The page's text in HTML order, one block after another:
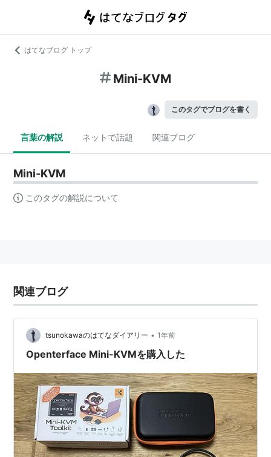
はてなブログ トップ
Mini-KVM
このタグでブログを書く
言葉の解説 ネットで話題 関連ブログ
Mini-KVM
このタグの解説について
関連ブログ
tsunokawaのはてなダイアリー • 1年前
Openterface Mini-KVMを購入した